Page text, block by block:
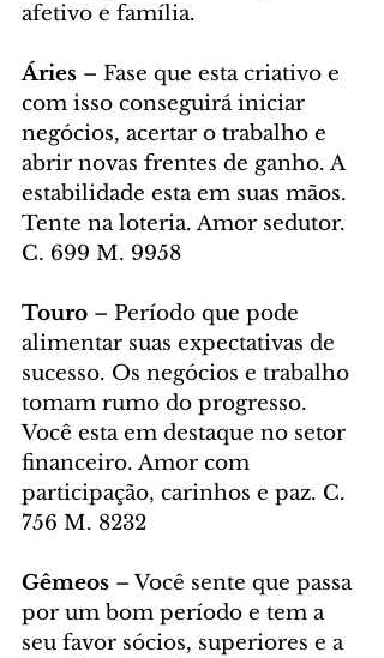
afetivo e família.
Áries – Fase que esta criativo e
com isso conseguirá iniciar
negócios, acertar o trabalho e
abrir novas frentes de ganho. A
estabilidade esta em suas mãos.
Tente na loteria. Amor sedutor.
C. 699 M. 9958
Touro – Período que pode
alimentar suas expectativas de
sucesso. Os negócios e trabalho
tomam rumo do progresso.
Você esta em destaque no setor
financeiro. Amor com
participação, carinhos e paz. C.
756 M. 8232
Gêmeos – Você sente que passa
por um bom período e tem a
seu favor sócios, superiores e a